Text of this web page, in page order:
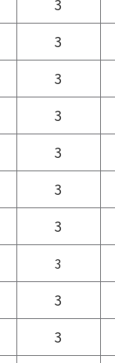
3
3
3
3
3
3
3
3
3
3